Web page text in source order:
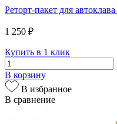
Реторт-пакет для
1 250 ₽
Купить в 1 клик
В корзину
В избранное
В сравнение